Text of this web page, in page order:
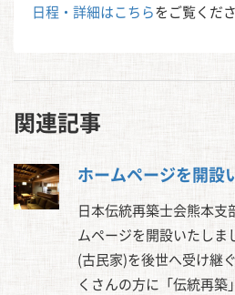
日程・詳細はこちらをご覧くださ
関連記事
ホームページを開設
日本伝統再築士会熊本
ムページを開設いたしま
(古民家)を後世へ受け継
くさんの方に「伝統再